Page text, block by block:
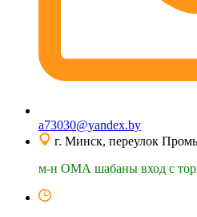
a73030@yandex.by
г. Минск, переулок
м-н ОМА шабаны вход с